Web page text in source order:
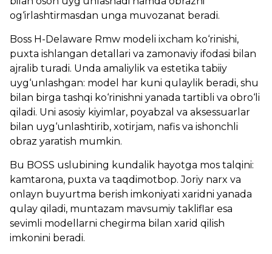
og‘irlashtirmasdan unga muvozanat beradi.
Boss H-Delaware Rmw modeli ixcham ko‘rinishi,
puxta ishlangan detallari va zamonaviy ifodasi bilan
ajralib turadi. Unda amaliylik va estetika tabiiy
uyg‘unlashgan: model har kuni qulaylik beradi, shu
bilan birga tashqi ko‘rinishni yanada tartibli va obro‘li
qiladi. Uni asosiy kiyimlar, poyabzal va aksessuarlar
bilan uyg‘unlashtirib, xotirjam, nafis va ishonchli
obraz yaratish mumkin.
Bu BOSS uslubining kundalik hayotga mos talqini:
kamtarona, puxta va taqdimotbop. Joriy narx va
onlayn buyurtma berish imkoniyati xaridni yanada
qulay qiladi, muntazam mavsumiy takliflar esa
sevimli modellarni chegirma bilan xarid qilish
imkonini beradi.